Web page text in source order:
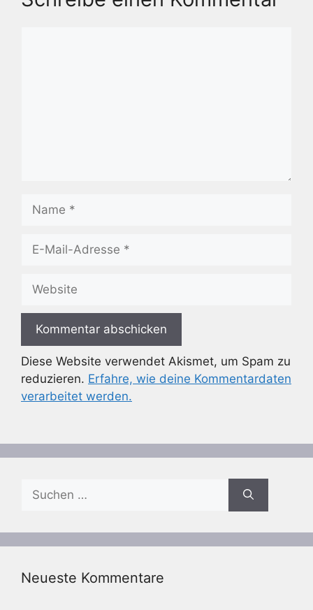
Mail-
Diese Website verwendet Akismet, um Spam zu
reduzieren. Erfahre, wie deine Kommentardaten
verarbeitet werden.
Suchen
nach:
Neueste Kommentare